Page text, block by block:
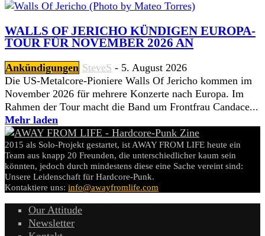
WALLS OF JERICHO KÜNDIGEN EUROPA-
TOUR FÜR NOVEMBER 2026 AN
Ankündigungen SteveS - 5. August 2026
Die US-Metalcore-Pioniere Walls Of Jericho kommen im
November 2026 für mehrere Konzerte nach Europa. Im
Rahmen der Tour macht die Band um Frontfrau Candace...
Mehr laden
2015 als Solo-Projekt gestartet, ist AWAY FROM LIFE heute ein
Team aus knapp 20 Freunden, die unterschiedlicher kaum sein
könnten, jedoch durch mindestens diese eine Sache vereint sind:
Unsere Leidenschaft für Hardcore-Punk.
Kontaktiere uns: info@awayfromlife.com
Our Attitude
Newsletter